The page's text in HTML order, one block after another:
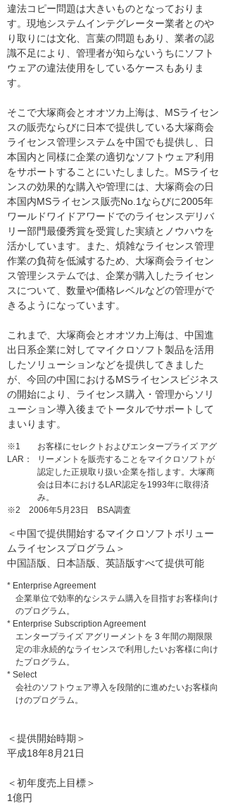
違法コピー問題は大きいものとなっておりま
す。現地システムインテグレーター業者とのや
り取りには文化、言葉の問題もあり、業者の認
識不足により、管理者が知らないうちにソフト
ウェアの違法使用をしているケースもありま
す。
そこで大塚商会とオオツカ上海は、MSライセン
スの販売ならびに日本で提供している大塚商会
ライセンス管理システムを中国でも提供し、日
本国内と同様に企業の適切なソフトウェア利用
をサポートすることにいたしました。MSライセ
ンスの効果的な購入や管理には、大塚商会の日
本国内MSライセンス販売No.1ならびに2005年
ワールドワイドアワードでのライセンスデリバ
リー部門最優秀賞を受賞した実績とノウハウを
活かしています。また、煩雑なライセンス管理
作業の負荷を低減するため、大塚商会ライセン
ス管理システムでは、企業が購入したライセン
スについて、数量や価格レベルなどの管理がで
きるようになっています。
これまで、大塚商会とオオツカ上海は、中国進
出日系企業に対してマイクロソフト製品を活用
したソリューションなどを提供してきました
が、今回の中国におけるMSライセンスビジネス
の開始により、ライセンス購入・管理からソリ
ューション導入後までトータルでサポートして
まいります。
※1
LAR：
お客様にセレクトおよびエンタープライズ アグ
リーメントを販売することをマイクロソフトが
認定した正規取り扱い企業を指します。大塚商
会は日本におけるLAR認定を1993年に取得済
み。
※2 2006年5月23日 BSA調査
＜中国で提供開始するマイクロソフトボリュー
ムライセンスプログラム＞
中国語版、日本語版、英語版すべて提供可能
* Enterprise Agreement
企業単位で効率的なシステム購入を目指すお客様向け
のプログラム。
* Enterprise Subscription Agreement
エンタープライズ アグリーメントを 3 年間の期限限
定の非永続的なライセンスで利用したいお客様に向け
たプログラム。
* Select
会社のソフトウェア導入を段階的に進めたいお客様向
けのプログラム。
＜提供開始時期＞
平成18年8月21日
＜初年度売上目標＞
1億円